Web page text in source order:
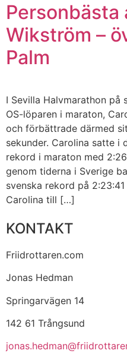
Personbästa
Wikström –
Palm
I Sevilla Halvmarathon på
OS-löparen i maraton,
och förbättrade därmed
sekunder. Carolina satte i
rekord i maraton med
genom tiderna i Sverige
svenska rekord på
Carolina till […]
KONTAKT
Friidrottaren.com
Jonas Hedman
Springarvägen 14
142 61 Trångsund